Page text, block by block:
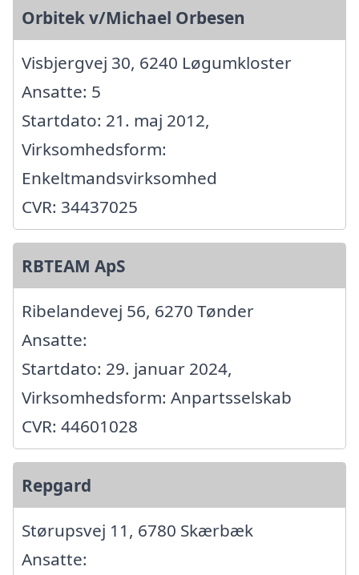
Orbitek v/Michael Orbesen
Visbjergvej 30, 6240 Løgumkloster
Ansatte: 5
Startdato: 21. maj 2012,
Virksomhedsform:
Enkeltmandsvirksomhed
CVR: 34437025
RBTEAM ApS
Ribelandevej 56, 6270 Tønder
Ansatte:
Startdato: 29. januar 2024,
Virksomhedsform: Anpartsselskab
CVR: 44601028
Repgard
Størupsvej 11, 6780 Skærbæk
Ansatte: